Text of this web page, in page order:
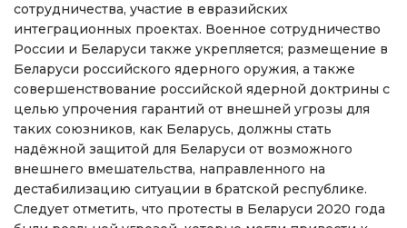
сотрудничества, участие в евразийских
интеграционных проектах. Военное сотрудничество
России и Беларуси также укрепляется; размещение в
Беларуси российского ядерного оружия, а также
совершенствование российской ядерной доктрины с
целью упрочения гарантий от внешней угрозы для
таких союзников, как Беларусь, должны стать
надёжной защитой для Беларуси от возможного
внешнего вмешательства, направленного на
дестабилизацию ситуации в братской республике.
Следует отметить, что протесты в Беларуси 2020 года